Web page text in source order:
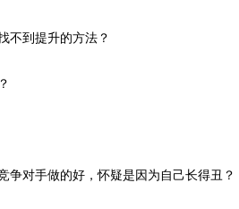
不到提升的方法？
争对手做的好，怀疑是因为自己长得丑？